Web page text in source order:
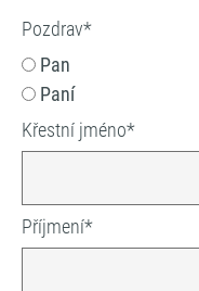
Pozdrav*
Pan
Paní
Křestní jméno*
Příjmení*